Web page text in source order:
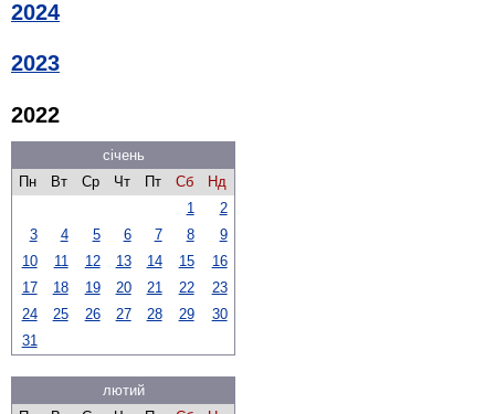
2024
2023
2022
січень
Пн
Вт Ср Чт Пт Сб
Нд
1
2
3
4 5 6 7 8
9
10
11 12 13 14 15
16
17
18 19 20 21 22
23
24
25 26 27 28 29
30
31
лютий